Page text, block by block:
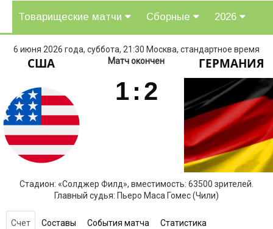
Товарищеские матчи Сборные 2026
6 июня 2026 года, суббота, 21:30 Москва, стандартное время
США Матч окончен
1: 2
ГЕРМАНИЯ
Стадион: «Солджер Филд», вместимость: 63500 зрителей.
Главный судья: Пьеро Маса Гомес (Чили)
Счет Составы События матча Статистика